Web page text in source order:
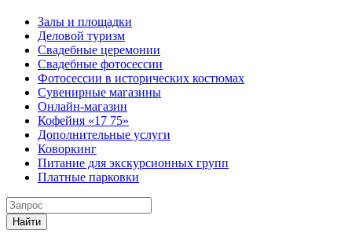
Залы и площадки
Деловой туризм
Свадебные церемонии
Свадебные фотосессии
Фотосессии в исторических костюмах
Сувенирные магазины
Онлайн-магазин
Кофейня «17 75»
Дополнительные услуги
Коворкинг
Питание для экскурсионных групп
Платные парковки
Найти